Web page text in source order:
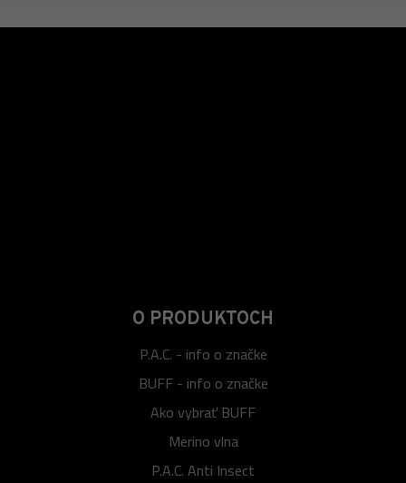
O PRODUKTOCH
P.A.C. - info o značke
BUFF - info o značke
Ako vybrať BUFF
Merino vlna
P.A.C. Anti Insect